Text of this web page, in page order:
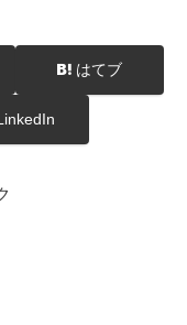
はてブ